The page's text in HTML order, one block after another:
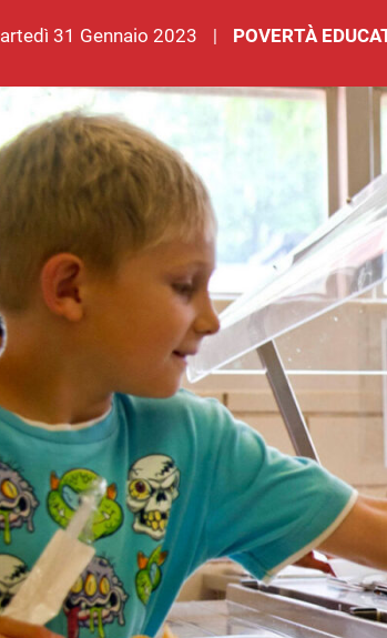
martedì 31 Gennaio 2023 | POVERTÀ